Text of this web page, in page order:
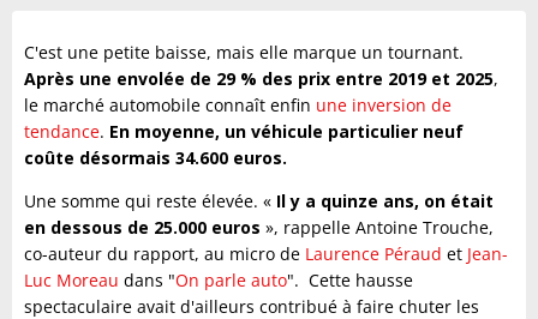
C'est une petite baisse, mais elle marque un tournant.
Après une envolée de 29 % des prix entre 2019 et 2025,
le marché automobile connaît enfin une inversion de
tendance. En moyenne, un véhicule particulier neuf
coûte désormais 34.600 euros.
Une somme qui reste élevée. « Il y a quinze ans, on était
en dessous de 25.000 euros », rappelle Antoine Trouche,
co-auteur du rapport, au micro de Laurence Péraud et Jean-
Luc Moreau dans "On parle auto". Cette hausse
spectaculaire avait d'ailleurs contribué à faire chuter les